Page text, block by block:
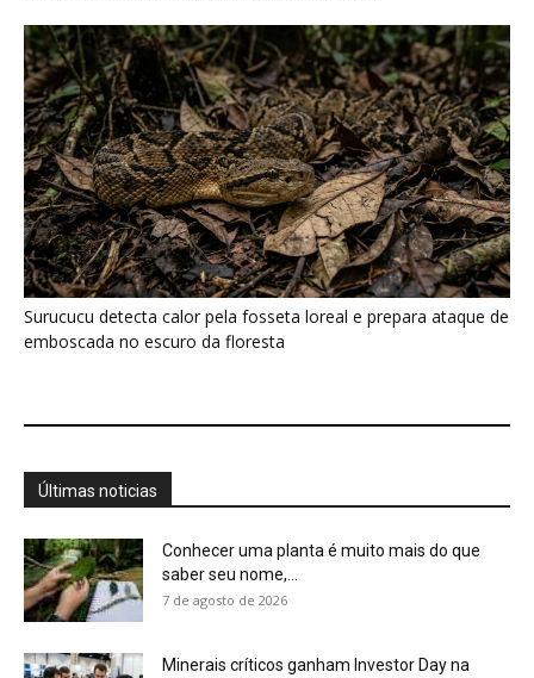
Surucucu detecta calor pela fosseta loreal e prepara ataque de
emboscada no escuro da floresta
Últimas noticias
Conhecer uma planta é muito mais do que
saber seu nome,...
7 de agosto de 2026
Minerais críticos ganham Investor Day na